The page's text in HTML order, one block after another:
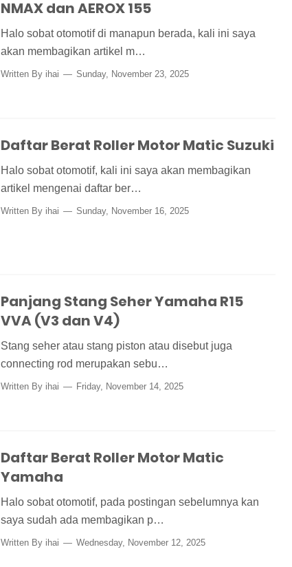
NMAX dan AEROX 155
Halo sobat otomotif di manapun berada, kali ini saya
akan membagikan artikel m…
Written By ihai Sunday, November 23, 2025
Daftar Berat Roller Motor Matic Suzuki
Halo sobat otomotif, kali ini saya akan membagikan
artikel mengenai daftar ber…
Written By ihai Sunday, November 16, 2025
Panjang Stang Seher Yamaha R15
VVA (V3 dan V4)
Stang seher atau stang piston atau disebut juga
connecting rod merupakan sebu…
Written By ihai Friday, November 14, 2025
Daftar Berat Roller Motor Matic
Yamaha
Halo sobat otomotif, pada postingan sebelumnya kan
saya sudah ada membagikan p…
Written By ihai Wednesday, November 12, 2025